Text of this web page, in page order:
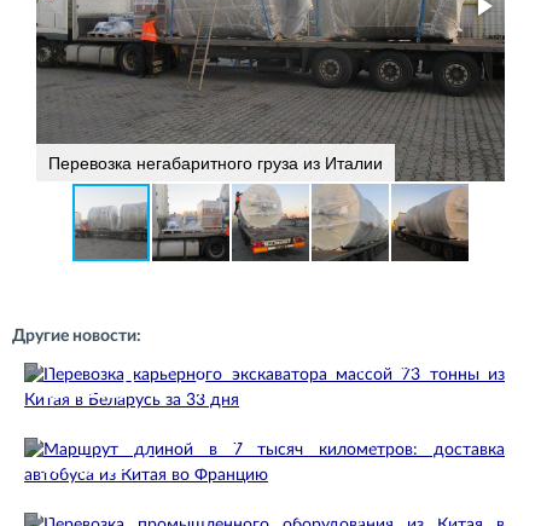
Перевозка негабаритного груза из Италии
Другие новости:
22.07.2026
Перевозка карьерного экскаватора массой 73
тонны из Китая в Беларусь…
16.06.2026
Маршрут длиной в 7 тысяч километров: доставка
автобуса из Китая…
Перевозка промышленного оборудования из